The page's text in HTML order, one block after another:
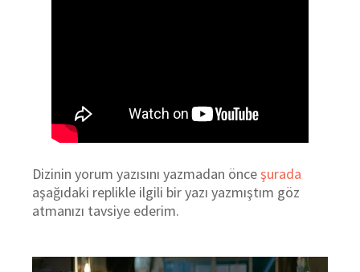
Dizinin yorum yazısını yazmadan önceşurada
aşağıdaki replikle ilgili bir yazı yazmıştım göz
atmanızı tavsiye ederim.